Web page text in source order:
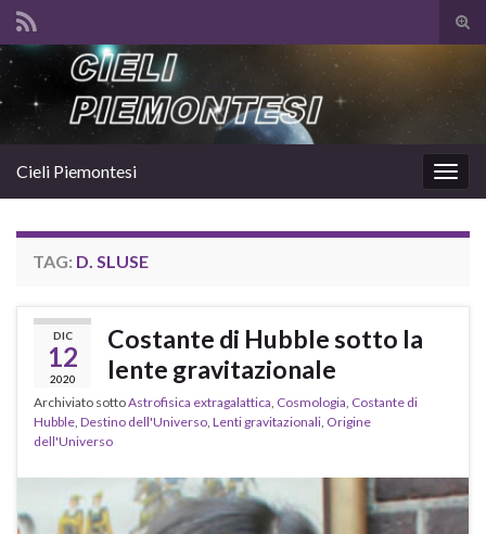
il
Search for:
la
Cieli Piemontesi
TAG: D. SLUSE
DIC
12
2020
Costante di Hubble sotto la
lente gravitazionale
Archiviato sottoAstrofisica extragalattica, Cosmologia, Costante di
Hubble, Destino dell'Universo, Lenti gravitazionali, Origine
dell'Universo